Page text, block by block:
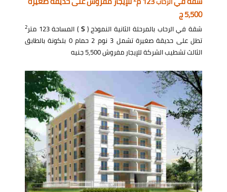
5,500 ج
شقة في الرحاب بالمرحلة الثانية النموذج (S ) المساحة 123 متر 2
تطل على حديقة صغيرة تشمل 3 نوم 2 حمام 0 بلكونة بالطابق
الثالث تشطيب الشركة للإيجار مفروش 5,500 جنيه